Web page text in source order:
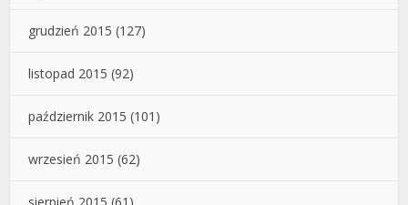
grudzień 2015 (127)
listopad 2015 (92)
październik 2015 (101)
wrzesień 2015 (62)